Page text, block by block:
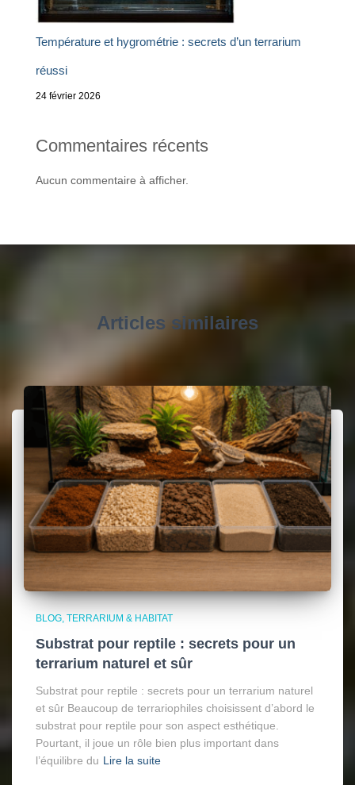
Température et hygrométrie : secrets d’un terrarium
réussi
24 février 2026
Commentaires récents
Aucun commentaire à afficher.
Articles similaires
BLOG TERRARIUM & HABITAT
Substrat pour reptile : secrets pour un
terrarium naturel et sûr
Substrat pour reptile : secrets pour un terrarium naturel
et sûr Beaucoup de terrariophiles choisissent d’abord le
substrat pour reptile pour son aspect esthétique.
Pourtant, il joue un rôle bien plus important dans
l’équilibre du Lire la suite